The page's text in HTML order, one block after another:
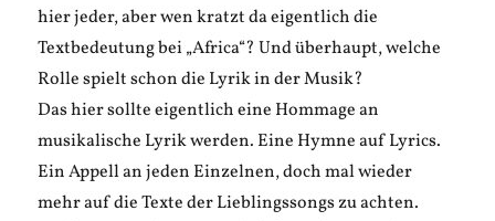
hier jeder, aber wen kratzt da eigentlich die
Textbedeutung bei „Africa“? Und überhaupt, welche
Rolle spielt schon die Lyrik in der Musik?
Das hier sollte eigentlich eine Hommage an
musikalische Lyrik werden. Eine Hymne auf Lyrics.
Ein Appell an jeden Einzelnen, doch mal wieder
mehr auf die Texte der Lieblingssongs zu achten.